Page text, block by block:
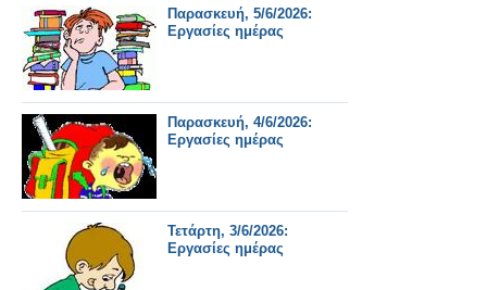
Παρασκευή, 5/6/2026:
Εργασίες ημέρας
Παρασκευή, 4/6/2026:
Εργασίες ημέρας
Τετάρτη, 3/6/2026:
Εργασίες ημέρας